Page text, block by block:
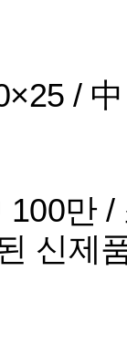
/
100만
신제